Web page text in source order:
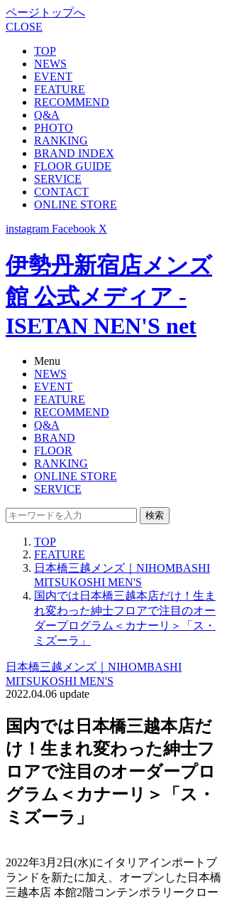
ページトップへ
CLOSE
TOP
NEWS
EVENT
FEATURE
RECOMMEND
Q&A
PHOTO
RANKING
BRAND INDEX
FLOOR GUIDE
SERVICE
CONTACT
ONLINE STORE
instagram Facebook X
伊勢丹新宿店メンズ
館 公式メディア -
ISETAN NEN'S net
Menu
NEWS
EVENT
FEATURE
RECOMMEND
Q&A
BRAND
FLOOR
RANKING
ONLINE STORE
SERVICE
検索
TOP
FEATURE
日本橋三越メンズ｜NIHOMBASHI
MITSUKOSHI MEN'S
国内では日本橋三越本店だけ！生ま
れ変わった紳士フロアで注目のオー
ダープログラム＜カナーリ＞「ス・
ミズーラ」
日本橋三越メンズ｜NIHOMBASHI
MITSUKOSHI MEN'S
2022.04.06 update
国内では日本橋三越本店だ
け！生まれ変わった紳士フ
ロアで注目のオーダープロ
グラム＜カナーリ＞「ス・
ミズーラ」
2022年3月2日(水)にイタリアインポートブ
ランドを新たに加え、 オープンした日本橋
三越本店 本館2階コンテンポラリークロー